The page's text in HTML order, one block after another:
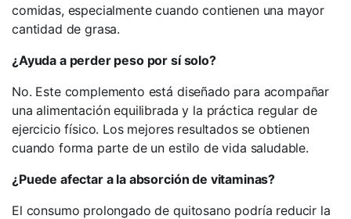
comidas, especialmente cuando contienen una mayor
cantidad de grasa.
¿Ayuda a perder peso por sí solo?
No. Este complemento está diseñado para acompañar
una alimentación equilibrada y la práctica regular de
ejercicio físico. Los mejores resultados se obtienen
cuando forma parte de un estilo de vida saludable.
¿Puede afectar a la absorción de vitaminas?
El consumo prolongado de quitosano podría reducir la